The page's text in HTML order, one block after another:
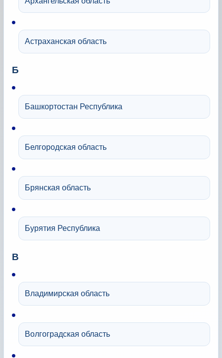
Астраханская область
Б
Башкортостан Республика
Белгородская область
Брянская область
Бурятия Республика
В
Владимирская область
Волгоградская область